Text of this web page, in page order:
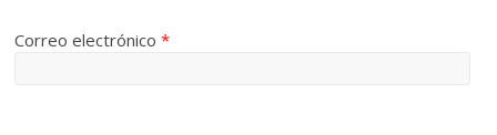
Correo electrónico*